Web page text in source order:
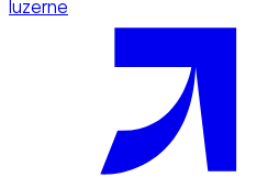
luzerne